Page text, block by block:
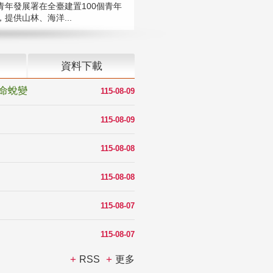
年發展署在全臺建置100個青年
提供山林、海洋...
資料下載
115-08-09
蛻變
115-08-09
115-08-08
115-08-08
115-08-07
115-08-07
RSS 更多